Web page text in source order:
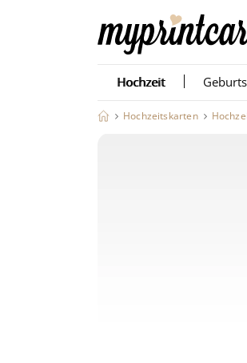
Hochzeit
Hochzeitskarten